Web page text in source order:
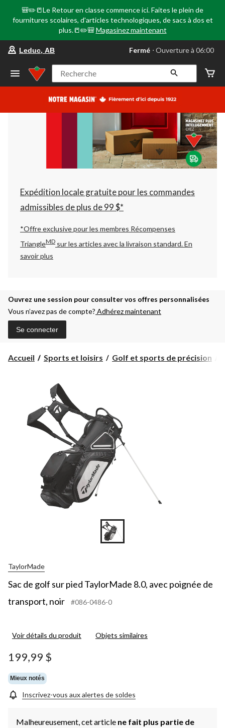
🎒✏️📒Le Retour en classe commence ici. Faites le plein de
fournitures scolaires, d'articles technologiques, de sacs à dos et
plus.📒✏️🎒 Magasinez maintenant
votre
préféré
Leduc,
AB,
courament
Ouverture
à
06:00
cliquer
pour
changer
Leduc, AB Fermé ⋅ Ouverture à 06:00
Recherche
Expédition locale gratuite pour les commandes
admissibles de plus de 99 $*
*Offre exclusive pour les membres Récompenses
TriangleMD sur les articles avec la livraison standard.En
savoir plus
Ouvrez une session pour consulter vos offres personnalisées
Vous n’avez pas de compte? Adhérez maintenant
Se connecter
Accueil Sports et loisirs Golf et sports de précision
TaylorMade
Sac de golf sur pied TaylorMade 8.0, avec poignée de
transport, noir
#086-0486-0
Voir détails du produit Objets similaires
199,99 $
Mieux notés
Inscrivez-vous aux alertes de soldes
Malheureusement, cet article ne fait plus partie de